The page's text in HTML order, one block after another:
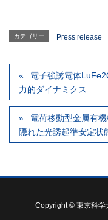
カテゴリー Press release
電子強誘電体
力的ダイナミクス
電荷移動型金属有
隠れた光誘起準安定状
Copyright © 東京科学